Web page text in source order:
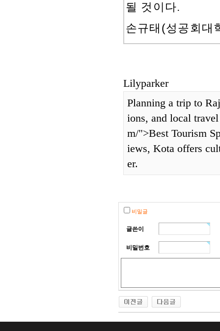
될 것이다.
손규태 (성공회대
Lilyparker
Planning a trip to
ions, and local
m/">Best Tourism
iews, Kota offers
er.
비밀글
글쓴이
비밀번호